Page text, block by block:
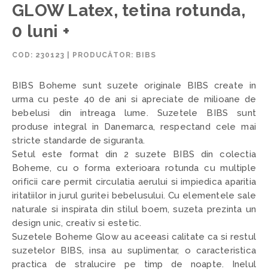
GLOW Latex, tetina rotunda,
0 luni +
COD: 230123 PRODUCĂTOR: BIBS
BIBS Boheme sunt suzete originale BIBS create in
urma cu peste 40 de ani si apreciate de milioane de
bebelusi din intreaga lume. Suzetele BIBS sunt
produse integral in Danemarca, respectand cele mai
stricte standarde de siguranta.
Setul este format din 2 suzete BIBS din colectia
Boheme, cu o forma exterioara rotunda cu multiple
orificii care permit circulatia aerului si impiedica aparitia
iritatiilor in jurul guritei bebelusului. Cu elementele sale
naturale si inspirata din stilul boem, suzeta prezinta un
design unic, creativ si estetic.
Suzetele Boheme Glow au aceeasi calitate ca si restul
suzetelor BIBS, insa au suplimentar, o caracteristica
practica de stralucire pe timp de noapte. Inelul